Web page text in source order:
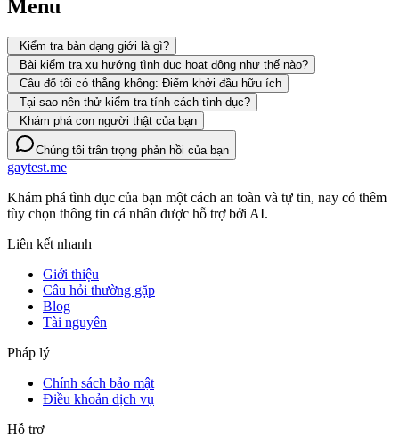
Menu
Kiểm tra bản dạng giới là gì?
Bài kiểm tra xu hướng tình dục hoạt động như thế nào?
Câu đố tôi có thẳng không: Điểm khởi đầu hữu ích
Tại sao nên thử kiểm tra tính cách tình dục?
Khám phá con người thật của bạn
Chúng tôi trân trọng phản hồi của bạn
gaytest.me
Khám phá tình dục của bạn một cách an toàn và tự tin, nay có thêm
tùy chọn thông tin cá nhân được hỗ trợ bởi AI.
Liên kết nhanh
Giới thiệu
Câu hỏi thường gặp
Blog
Tài nguyên
Pháp lý
Chính sách bảo mật
Điều khoản dịch vụ
Hỗ trợ